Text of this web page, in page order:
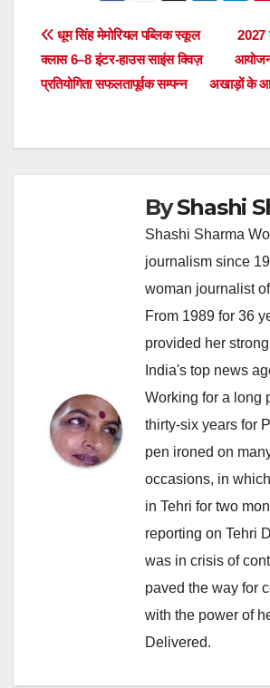
Post
navigation
2027
अखाड़ों के
धूम सिंह मेमोरियल पब्लिक स्कूल
क्लास 6–8 इंटर-हाउस साइंस क्विज़
प्रतियोगिता सफलतापूर्वक सम्पन्न
ByShashi
Shashi Sharma
journalism since
woman journalist
From 1989 for 36
provided her
India's top news
Working for a long
thirty-six years for
pen ironed on
occasions, in
in Tehri for two
reporting on Tehri
was in crisis of
paved the way for
with the power of
Delivered.